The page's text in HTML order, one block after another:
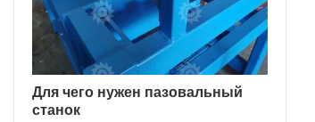
Для чего нужен пазовальный
станок